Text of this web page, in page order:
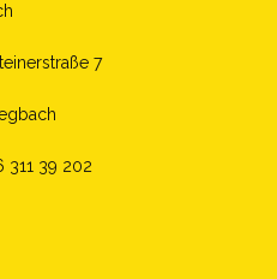
7
311 39 202